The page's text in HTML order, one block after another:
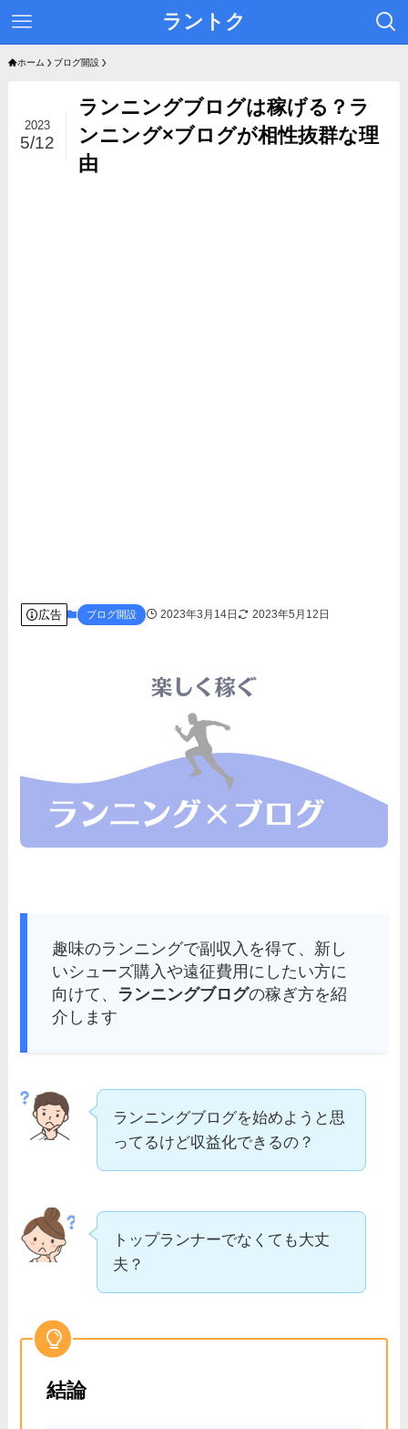
ラントク
ホーム ブログ開設
ランニングブログは稼げる？ラ
ンニング×ブログが相性抜群な理
由
2023
5/12
広告 ブログ開設 2023年3月14日 2023年5月12日
趣味のランニングで副収入を得て、新し
いシューズ購入や遠征費用にしたい方に
向けて、 ランニングブログの稼ぎ方を紹
介します
ランニングブログを始めようと思
ってるけど収益化できるの？
トップランナーでなくても大丈
夫？
結論